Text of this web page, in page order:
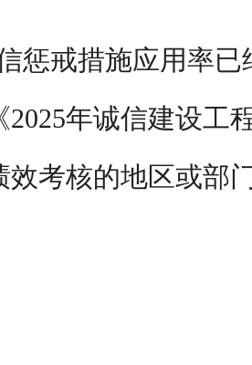
惩戒措施应用率
2025年诚信建设工
效考核的地区或部